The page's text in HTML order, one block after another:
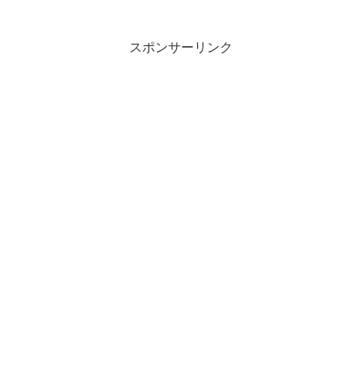
スポンサーリンク